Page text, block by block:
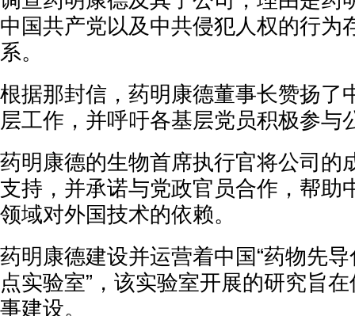
中国共产党以及中共侵犯人权的行为
系。
根据那封信，药明康德董事长赞扬了
层工作，并呼吁各基层党员积极参与
药明康德的生物首席执行官将公司的
支持，并承诺与党政官员合作，帮助
领域对外国技术的依赖。
药明康德建设并运营着中国“药物先
点实验室”，该实验室开展的研究旨
事建设。